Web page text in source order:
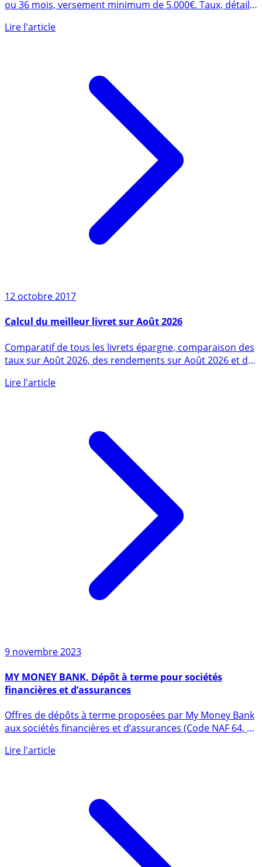
ou 36 mois, versement minimum de 5.000€. Taux, détails,
12 octobre 2017
Calcul du meilleur livret sur Août 2026
taux sur Août 2026, des rendements sur Août 2026 et de
9 novembre 2023
financières et d’assurances
aux sociétés financières et d’assurances (Code NAF 64, 65